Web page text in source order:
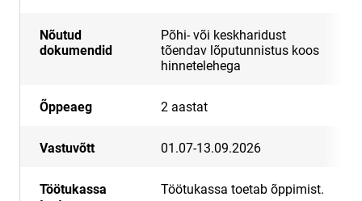
Nõutud
dokumendid
Põhi- või keskharidust
tõendav lõputunnistus koos
hinnetelehega
Õppeaeg 2 aastat
Vastuvõtt 01.07-13.09.2026
Töötukassa
Töötukassa toetab õppimist.